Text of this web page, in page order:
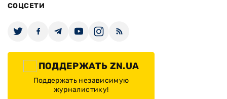
СОЦСЕТИ
ПОДДЕРЖАТЬ ZN.UA
Поддержать независимую
журналистику!